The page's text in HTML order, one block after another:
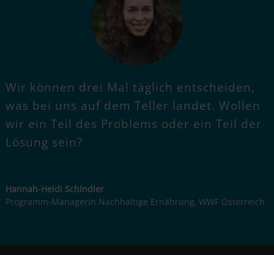
Wir können drei Mal täglich entscheiden,
was bei uns auf dem Teller landet. Wollen
wir ein Teil des Problems oder ein Teil der
Lösung sein?
Hannah-Heidi Schindler
Programm-Managerin Nachhaltige Ernährung, WWF Österreich